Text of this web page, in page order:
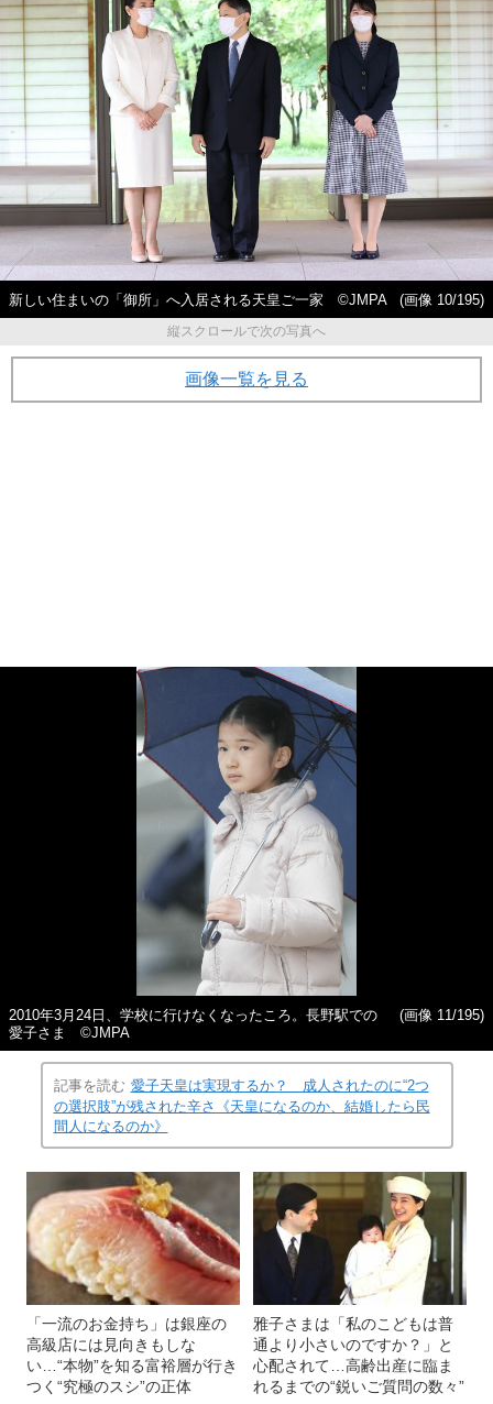
新しい住まいの「御所」へ入居される天皇ご一家 ©JMPA
(画像 10/195)
縦スクロールで次の写真へ
画像一覧を見る
2010年3月24日、学校に行けなくなったころ。長野駅での
愛子さま ©JMPA
(画像 11/195)
記事を読む 愛子天皇は実現するか？ 成人されたのに“2つ
の選択肢”が残された辛さ《天皇になるのか、結婚したら民
間人になるのか》
「一流のお金持ち」は銀座の
高級店には見向きもしな
い…“本物”を知る富裕層が行き
つく“究極のスシ”の正体
雅子さまは「私のこどもは普
通より小さいのですか？」と
心配されて…高齢出産に臨ま
れるまでの“鋭いご質問の数々”